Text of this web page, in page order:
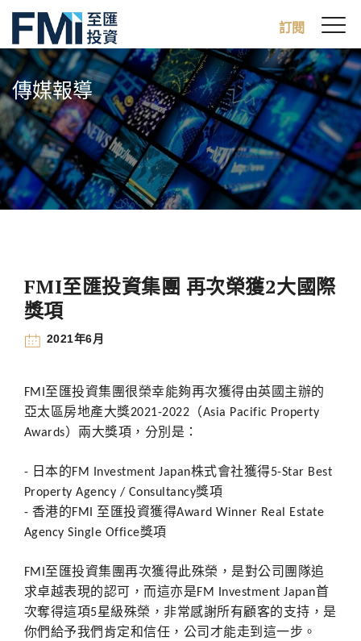
Skip
to
main
content
訂閱
傳媒報導
FMI至匯投資集團 再次榮獲2大國際
獎項
2021年6月
FMI 至匯投資集團很榮幸能夠再次獲得由英國主辦的
亞太區房地產大獎2021-2022 （Asia Pacific Property
Awards）兩大獎項，分別是：
- 日本的FM Investment Japan株式會社獲得5-Star Best
Property Agency / Consultancy獎項
- 香港的FMI 至匯投資獲得Award Winner Real Estate
Agency Single Office獎項
FMI 至匯投資集團再次獲得此殊榮，是對公司團隊追
求卓越表現的認可，而這亦是FM Investment Japan首
次奪得這項5星級殊榮，非常感謝所有顧客的支持，是
你們給予我們肯定和信任，公司才能走到這一步。